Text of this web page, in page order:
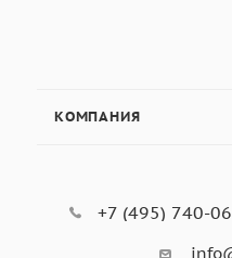
КОМПАНИЯ
+7 (495) 740-